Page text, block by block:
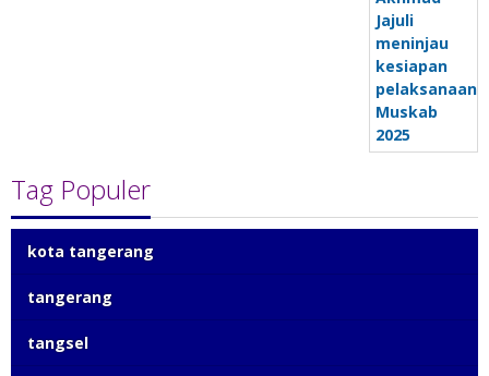
Tag Populer
kota tangerang
tangerang
tangsel